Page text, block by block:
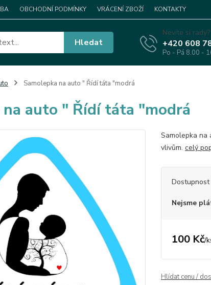
OBCHODNÍ PODMÍNKY VRÁCENÍ ZBOŽÍ KONTAKTY
Hledat
Nevíte si
+420 608
Po - Pá 8.00 -
Samolepka na auto " Řídí táta "modrá
na auto " Řídí táta "modrá
Samolepka na
vlivům. celý
Dostupnost
Nejsme
100 Kč/
Hlídat cenu /